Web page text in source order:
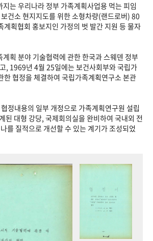
기록물 행정박물 영상 기록물
는 50년 50+1주년 광장
는 우리나라 정부 가족계획사업용 먹는 피임
건소 현지지도를 위한 소형차량(랜드로버) 80
계획협회 홍보지인 가정의 벗 발간 지원 등 물자
획 분야 기술협력에 관한 한국과 스웨덴 정부
, 1969년 4월 25일에는 보건사회부와 국립가
한 협정을 체결하여 국립가족계획연구소 본관
정내용의 일부 개정으로 가족계획연구원 설립
된 대형 강당, 국제회의실을 완비하여 국내외 전
를 질적으로 개선할 수 있는 계기가 조성되었